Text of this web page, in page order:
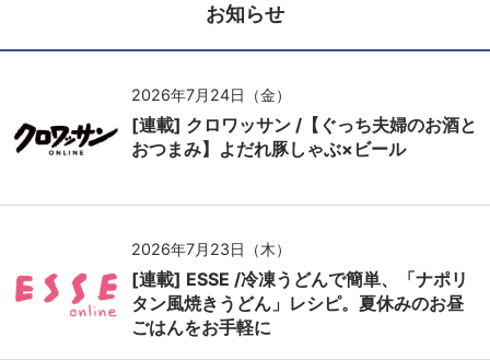
お知らせ
2026年7月24日（金）
[連載] クロワッサン /【ぐっち夫婦のお酒と
おつまみ】よだれ豚しゃぶ×ビール
2026年7月23日（木）
[連載] ESSE /冷凍うどんで簡単、「ナポリ
タン風焼きうどん」レシピ。夏休みのお昼
ごはんをお手軽に